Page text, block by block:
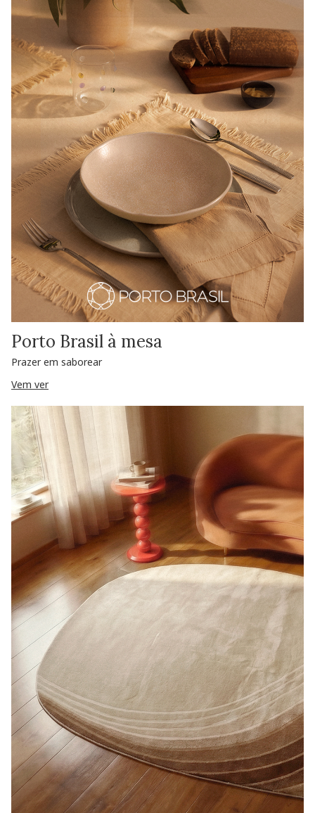
Porto Brasil à mesa
Prazer em saborear
Vem ver